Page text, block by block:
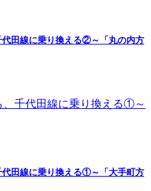
田線に乗り換える②～「丸の内方
田線に乗り換える①～「大手町方